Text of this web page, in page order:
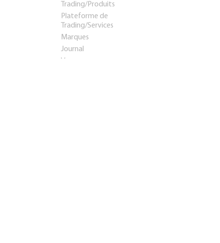
Trading/Produits
Plateforme de
Trading/Services
Marques
Journal
Voyages